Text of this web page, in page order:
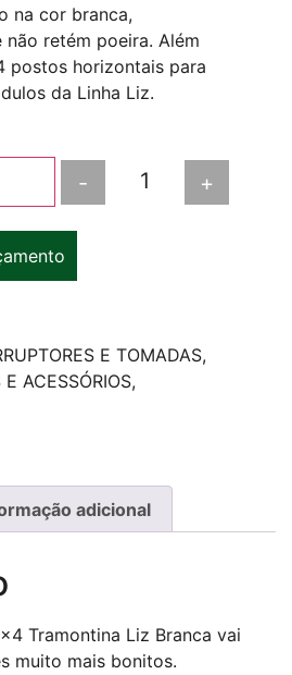
na cor branca,
retém poeira. Além
postos horizontais para
da Linha Liz.
- +
E TOMADAS,
ACESSÓRIOS,
adicional
Tramontina Liz Branca vai
muito mais bonitos.